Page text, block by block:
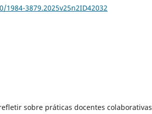
3879.2025v25n2ID42032
sobre práticas docentes colaborativas